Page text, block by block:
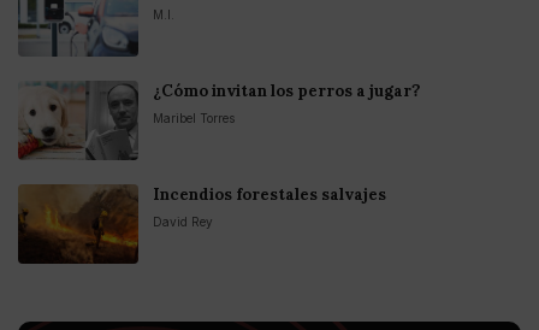
M.I.
¿Cómo invitan los perros a jugar?
Maribel Torres
Incendios forestales salvajes
David Rey